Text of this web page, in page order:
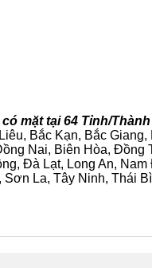
mặt tại 64 Tỉnh/
Bắc Kạn, Bắc
Nai, Biên Hòa, Đồng
Đà Lạt, Long An,
La, Tây Ninh, Thái